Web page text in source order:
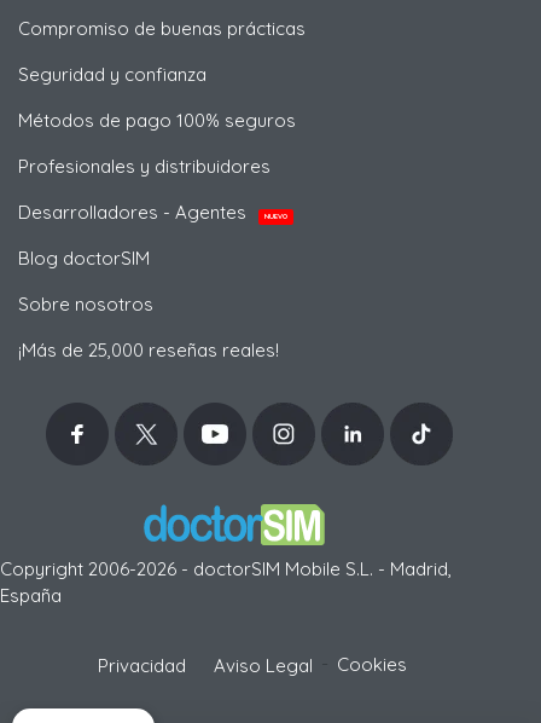
Compromiso de buenas prácticas
Seguridad y confianza
Métodos de pago 100% seguros
Profesionales y distribuidores
Desarrolladores - Agentes
NUEVO
Blog doctorSIM
Sobre nosotros
¡Más de 25,000 reseñas reales!
Copyright 2006-2026 - doctorSIM Mobile S.L. - Madrid,
España
Privacidad Aviso Legal Cookies